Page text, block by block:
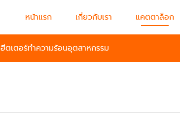
หน้าแรก เกี่ยวกับเรา แคตตาล็อก
ฮีตเตอร์ทำความร้อนอุตสาหกรรม